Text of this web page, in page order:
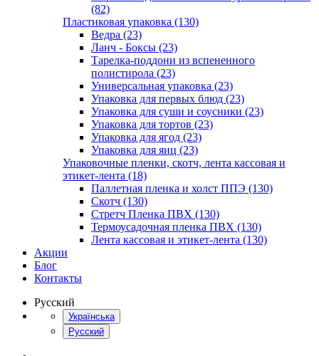
(82)
Пластиковая упаковка (130)
Ведра (23)
Ланч - Боксы (23)
Тарелка-поддони из вспененного
полистирола (23)
Универсальная упаковка (23)
Упаковка для первых блюд (23)
Упаковка для суши и соусники (23)
Упаковка для тортов (23)
Упаковка для ягод (23)
Упаковка для яиц (23)
Упаковочные пленки, скотч, лента кассовая и
этикет-лента (18)
Паллетная пленка и холст ППЭ (130)
Скотч (130)
Стретч Пленка ПВХ (130)
Термоусадочная пленка ПВХ (130)
Лента кассовая и этикет-лента (130)
Акции
Блог
Контакты
Русский
Українська
Русский